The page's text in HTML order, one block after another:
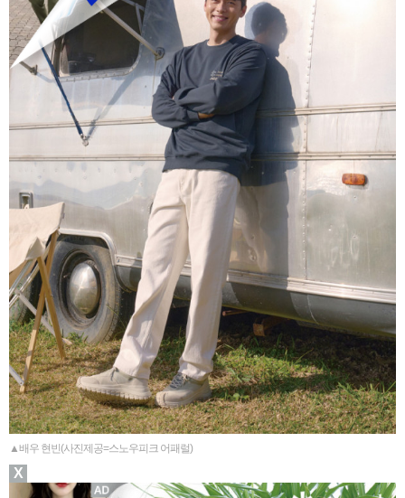
▲배우 현빈(사진제공=스노우피크 어패럴)
X